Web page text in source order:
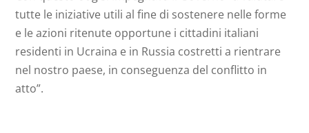
tutte le iniziative utili al fine di sostenere nelle forme
e le azioni ritenute opportune i cittadini italiani
residenti in Ucraina e in Russia costretti a rientrare
nel nostro paese, in conseguenza del conflitto in
atto”.